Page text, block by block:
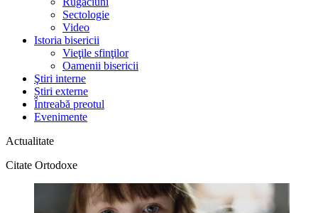
Sectologie
Video
Istoria bisericii
Vieţile sfinţilor
Oamenii bisericii
Ştiri interne
Știri externe
Întreabă preotul
Evenimente
Actualitate
Citate Ortodoxe